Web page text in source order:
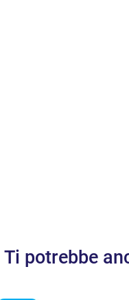
Ti potrebbe